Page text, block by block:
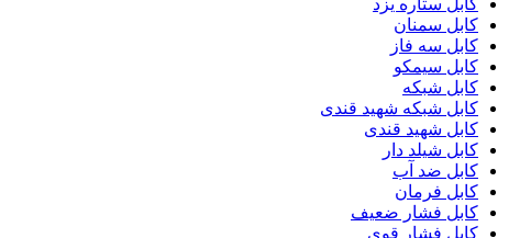
کابل سمنان
کابل سه فاز
کابل سیمکو
کابل شبکه
کابل شبکه شهید قندی
کابل شهید قندی
کابل شیلد دار
کابل ضد آب
کابل فرمان
کابل فشار ضعیف
کابل فشار قوی